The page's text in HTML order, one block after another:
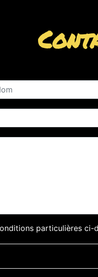
des
particulières ci-